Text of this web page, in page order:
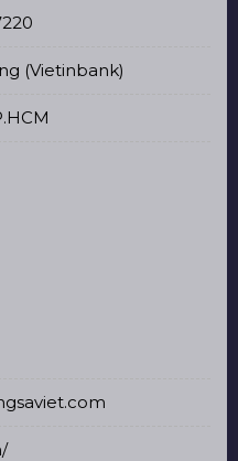
(Vietinbank)